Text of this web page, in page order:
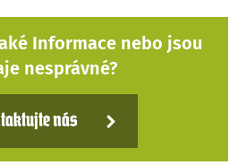
Informace nebo jsou
nesprávné?
nás